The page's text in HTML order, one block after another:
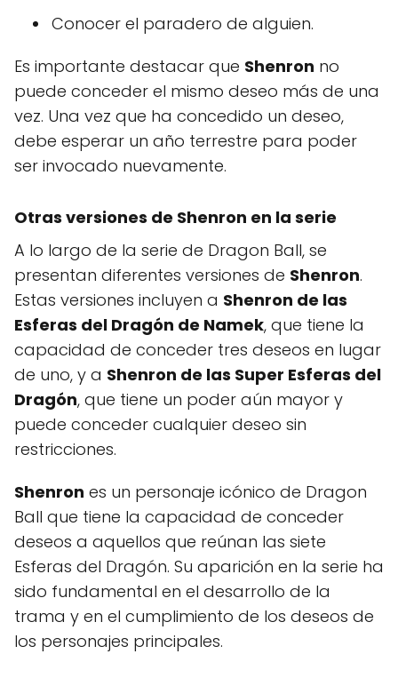
Conocer el paradero de alguien.
Es importante destacar que Shenron no
puede conceder el mismo deseo más de una
vez. Una vez que ha concedido un deseo,
debe esperar un año terrestre para poder
ser invocado nuevamente.
Otras versiones de Shenron en la serie
A lo largo de la serie de Dragon Ball, se
presentan diferentes versiones de Shenron.
Estas versiones incluyen a Shenron de las
Esferas del Dragón de Namek, que tiene la
capacidad de conceder tres deseos en lugar
de uno, y a Shenron de las Super Esferas del
Dragón, que tiene un poder aún mayor y
puede conceder cualquier deseo sin
restricciones.
Shenron es un personaje icónico de Dragon
Ball que tiene la capacidad de conceder
deseos a aquellos que reúnan las siete
Esferas del Dragón. Su aparición en la serie ha
sido fundamental en el desarrollo de la
trama y en el cumplimiento de los deseos de
los personajes principales.